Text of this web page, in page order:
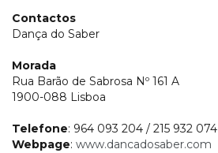
Contactos
Dança do Saber
Morada
Rua Barão de Sabrosa Nº 161 A
1900-088 Lisboa
Telefone: 964 093 204 / 215 932 074
Webpage: www.dancadosaber.com